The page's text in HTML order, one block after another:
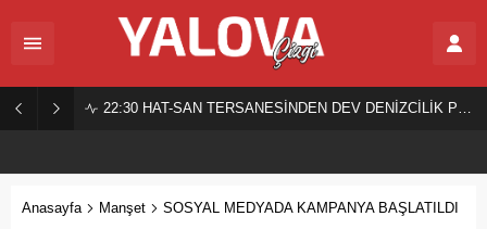
22:30 HAT-SAN TERSANESİNDEN DEV DENİZCİLİK PROJESİ!
Anasayfa Manşet SOSYAL MEDYADA KAMPANYA BAŞLATILDI